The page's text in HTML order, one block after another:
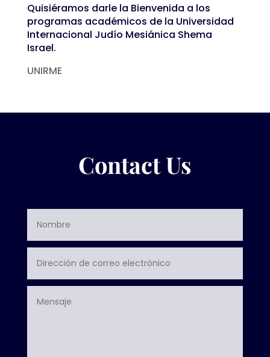
Quisiéramos darle la Bienvenida a los
programas académicos de la Universidad
Internacional Judío Mesiánica Shema
Israel.
UNIRME
Contact Us